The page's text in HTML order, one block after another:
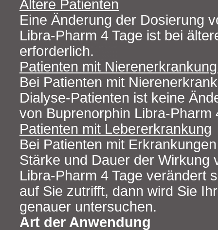
Ältere Patienten
Eine Änderung der Dosierung
Libra-Pharm 4 Tage ist bei
erforderlich.
Patienten mit
Bei Patienten mit
Dialyse-Patienten ist keine
von Buprenorphin Libra-Pharm
Patienten mit Lebererkrankung
Bei Patienten mit
Stärke und Dauer der Wirkung
Libra-Pharm 4 Tage verändert
auf Sie zutrifft, dann wird Sie
genauer untersuchen.
Art der Anwendung